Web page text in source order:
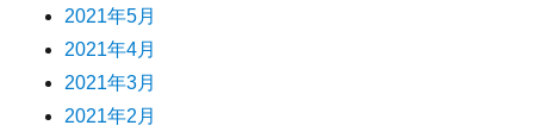
2021年5月
2021年4月
2021年3月
2021年2月